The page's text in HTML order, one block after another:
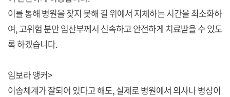
이를 통해 병원을 찾지 못해 길 위에서 지체하는 시간을 최소화하
여, 고위험 분만 임산부께서 신속하고 안전하게 치료받을 수 있도
록 하겠습니다.
임보라 앵커>
이송체계가 잘되어 있다고 해도, 실제로 병원에서 의사나 병상이